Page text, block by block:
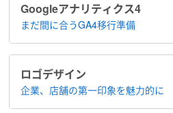
Google​アナリティクス4
まだ間に合う​GA4移行準備
ロゴデザイン
企業、店舗の​第一印象を魅力的に